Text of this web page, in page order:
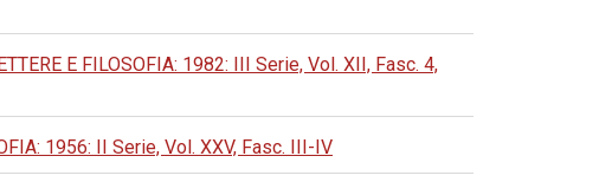
E FILOSOFIA: 1982: III Serie, Vol. XII, Fasc. 4,
1956: II Serie, Vol. XXV, Fasc. III-IV